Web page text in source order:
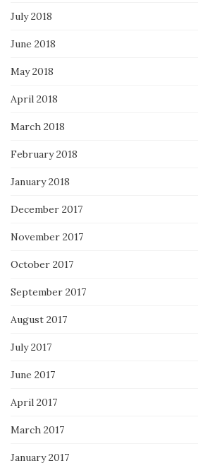
July 2018
June 2018
May 2018
April 2018
March 2018
February 2018
January 2018
December 2017
November 2017
October 2017
September 2017
August 2017
July 2017
June 2017
April 2017
March 2017
January 2017